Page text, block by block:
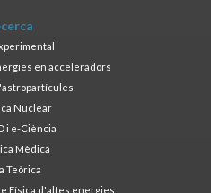
en acceleradors
Nuclear
i e-Ciència
Mèdica
Teòrica
Física d'altes energies